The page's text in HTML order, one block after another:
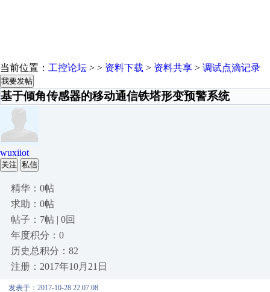
当前位置： 工控论坛 > > 资料下载 > 资料共享 > 调试点滴记录
我要发帖
基于倾角传感器的移动通信铁塔形变预警系统
wuxiiot
关注 私信
精华：0帖
求助：0帖
帖子：7帖 | 0回
年度积分：0
历史总积分：82
注册：2017年10月21日
发表于：2017-10-28 22:07:08